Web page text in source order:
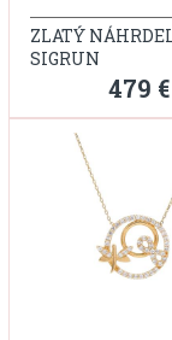
ZLATÝ
SIGRUN
479 €